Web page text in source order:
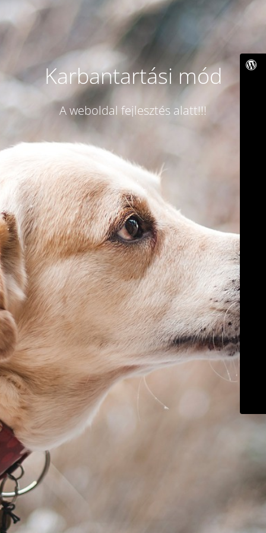
Karbantartási mód
A weboldal fejlesztés alatt!!!